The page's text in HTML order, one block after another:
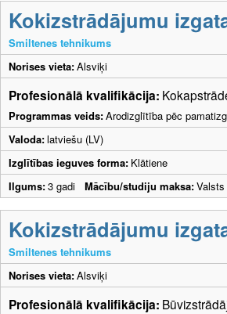
Kokizstrādājumu
Smiltenes tehnikums
Norises vieta:Alsviķi
Profesionālā kvalifikācija:
Programmas veids:Arodizglītība pēc
Valoda:latviešu (LV)
Izglītības ieguves forma: Klātiene
Ilgums:3 gadi Mācību/studiju maksa:
Kokizstrādājumu
Smiltenes tehnikums
Norises vieta:Alsviķi
Profesionālā kvalifikācija: